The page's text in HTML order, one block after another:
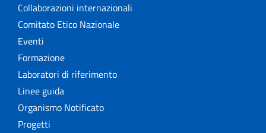
Collaborazioni internazionali
Comitato Etico Nazionale
Eventi
Formazione
Laboratori di riferimento
Linee guida
Organismo Notificato
Progetti